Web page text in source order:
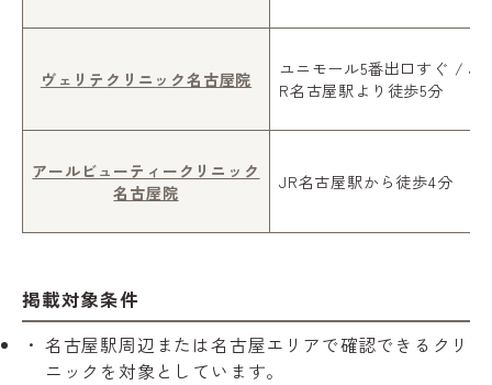
ヴェリテクリニック名古屋院
ユニモール5番出口すぐ / J
R名古屋駅より徒歩5分
アールビューティークリニック
名古屋院
JR名古屋駅から徒歩4分
掲載対象条件
名古屋駅周辺または名古屋エリアで確認できるクリ
ニックを対象としています。